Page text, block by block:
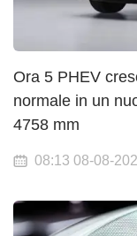
Ora 5 PHEV
normale in un
4758 mm
08:13 08-08-